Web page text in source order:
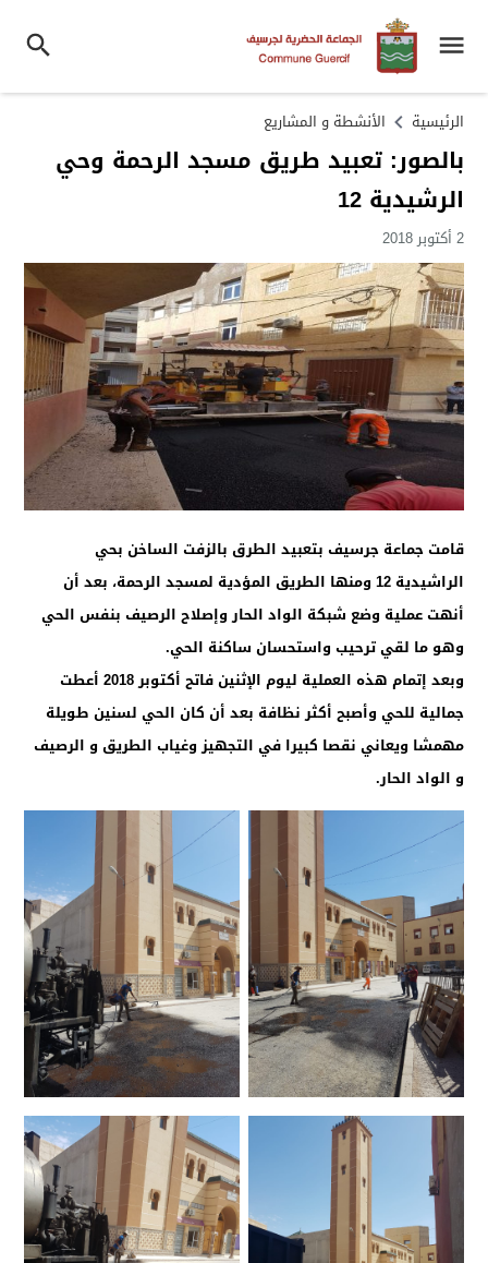
الرئيسية الأنشطة و المشاريع
بالصور: تعبيد طريق مسجد الرحمة وحي
الرشيدية 12
2 أكتوبر 2018
قامت جماعة جرسيف بتعبيد الطرق بالزفت الساخن بحي
الراشيدية 12 ومنها الطريق المؤدية لمسجد الرحمة، بعد أن
أنهت عملية وضع شبكة الواد الحار وإصلاح الرصيف بنفس الحي
وهو ما لقي ترحيب واستحسان ساكنة الحي.
وبعد إتمام هذه العملية ليوم الإثنين فاتح أكتوبر 2018 أعطت
جمالية للحي وأصبح أكثر نظافة بعد أن كان الحي لسنين طويلة
مهمشا ويعاني نقصا كبيرا في التجهيز وغياب الطريق و الرصيف
و الواد الحار.